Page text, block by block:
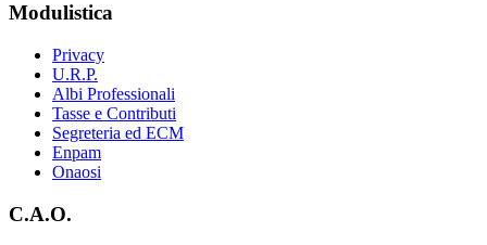
Modulistica
Privacy
U.R.P.
Albi Professionali
Tasse e Contributi
Segreteria ed ECM
Enpam
Onaosi
C.A.O.